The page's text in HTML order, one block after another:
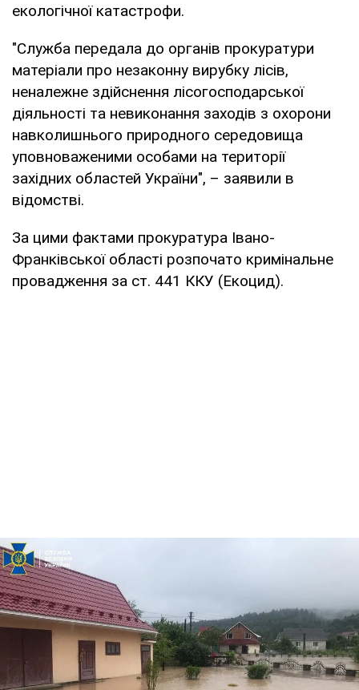
екологічної катастрофи.
"Служба передала до органів прокуратури
матеріали про незаконну вирубку лісів,
неналежне здійснення лісогосподарської
діяльності та невиконання заходів з охорони
навколишнього природного середовища
уповноваженими особами на території
західних областей України", – заявили в
відомстві.
За цими фактами прокуратура Івано-
Франківської області розпочато кримінальне
провадження за ст. 441 ККУ (Екоцид).